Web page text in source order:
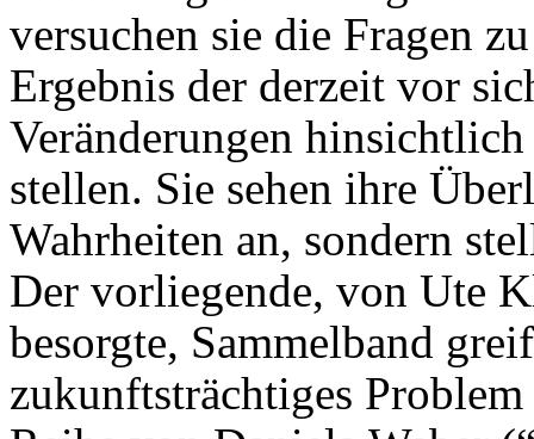
versuchen sie die Fragen
Ergebnis der derzeit vor
Veränderungen
stellen. Sie sehen ihre
Wahrheiten an, sondern
Der vorliegende, von Ute
besorgte, Sammelband
zukunftsträchtiges